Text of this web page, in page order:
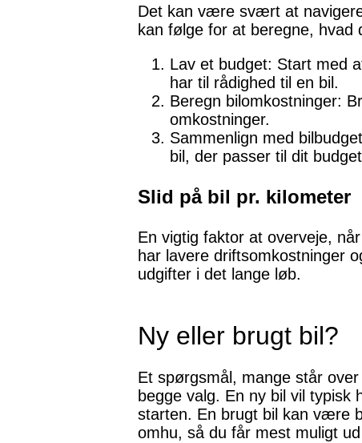
Det kan være svært at
kan følge for at beregne, hvad
Lav et budget: Start med
har til rådighed til en bil.
Beregn bilomkostninger:
omkostninger.
Sammenlign med
bil, der passer til dit
Slid på bil pr. kilometer
En vigtig faktor at overveje,
har lavere driftsomkostninger
udgifter i det lange løb.
Ny eller brugt bil?
Et spørgsmål, mange står
begge valg. En ny bil vil
starten. En brugt bil kan være
omhu, så du får mest muligt